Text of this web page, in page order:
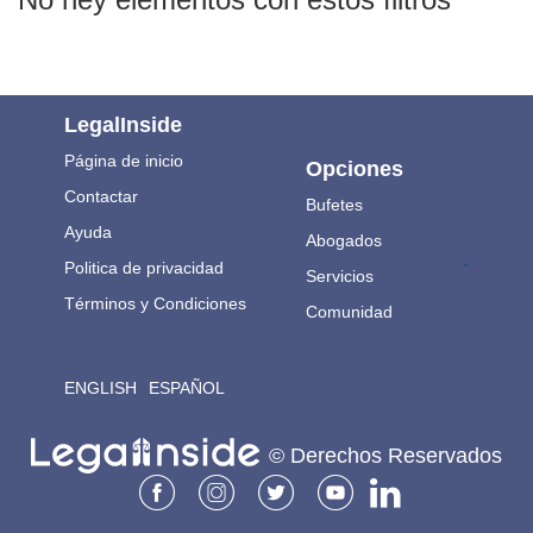
LegalInside
Página de inicio
Contactar
Ayuda
Politica de privacidad
Términos y Condiciones
ENGLISH ESPAÑOL
Opciones
Bufetes
Abogados
Servicios
Comunidad
.
© Derechos Reservados